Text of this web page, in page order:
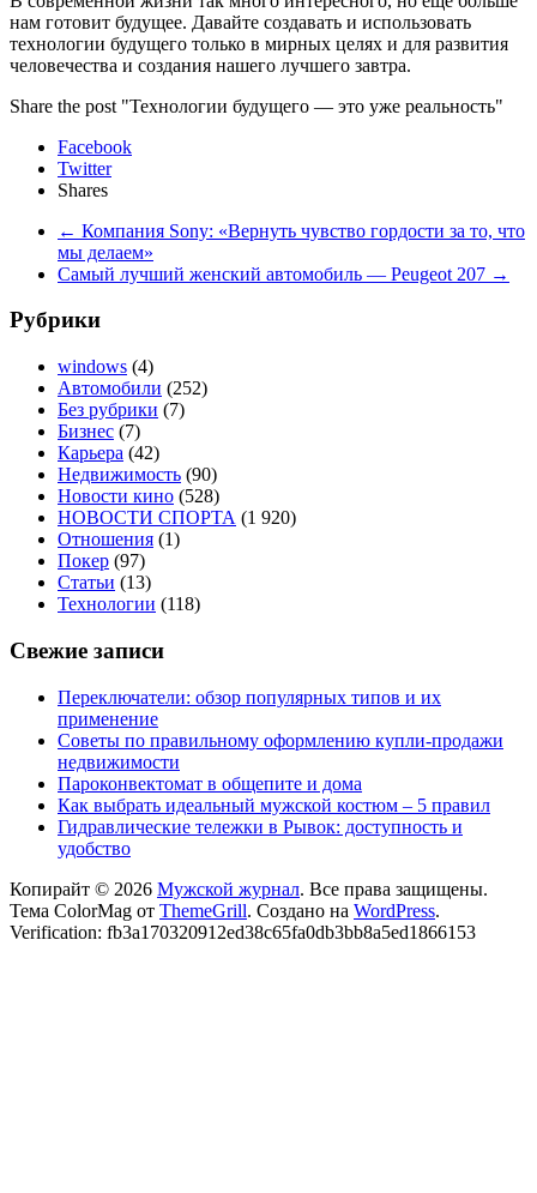
нам готовит будущее. Давайте создавать и использовать
технологии будущего только в мирных целях и для развития
человечества и создания нашего лучшего завтра.
Share the post "Технологии будущего — это уже реальность"
Facebook
Twitter
Shares
← Компания Sony: «Вернуть чувство гордости за то, что
мы делаем»
Самый лучший женский автомобиль — Peugeot 207 →
Рубрики
windows (4)
Автомобили (252)
Без рубрики (7)
Бизнес (7)
Карьера (42)
Недвижимость (90)
Новости кино (528)
НОВОСТИ СПОРТА (1 920)
Отношения (1)
Покер (97)
Статьи (13)
Технологии (118)
Свежие записи
Переключатели: обзор популярных типов и их
применение
Советы по правильному оформлению купли-продажи
недвижимости
Пароконвектомат в общепите и дома
Как выбрать идеальный мужской костюм – 5 правил
Гидравлические тележки в Рывок: доступность и
удобство
Копирайт © 2026 Мужской журнал. Все права защищены.
Тема ColorMag от ThemeGrill. Создано на WordPress.
Verification: fb3a170320912ed38c65fa0db3bb8a5ed1866153